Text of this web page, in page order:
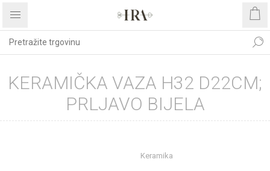
KERAMIČKA VAZA H32 D22CM;
PRLJAVO BIJELA
Keramika